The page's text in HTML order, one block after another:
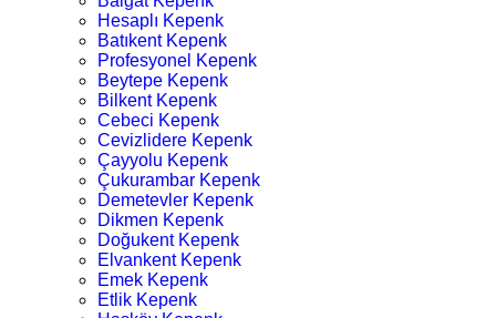
Hesaplı Kepenk
Batıkent Kepenk
Profesyonel Kepenk
Beytepe Kepenk
Bilkent Kepenk
Cebeci Kepenk
Cevizlidere Kepenk
Çayyolu Kepenk
Çukurambar Kepenk
Demetevler Kepenk
Dikmen Kepenk
Doğukent Kepenk
Elvankent Kepenk
Emek Kepenk
Etlik Kepenk